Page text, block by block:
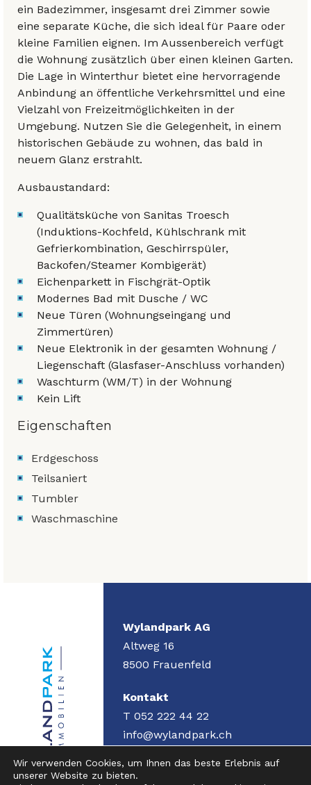
ein Badezimmer, insgesamt drei Zimmer sowie
eine separate Küche, die sich ideal für Paare oder
kleine Familien eignen. Im Aussenbereich verfügt
die Wohnung zusätzlich über einen kleinen Garten.
Die Lage in Winterthur bietet eine hervorragende
Anbindung an öffentliche Verkehrsmittel und eine
Vielzahl von Freizeitmöglichkeiten in der
Umgebung. Nutzen Sie die Gelegenheit, in einem
historischen Gebäude zu wohnen, das bald in
neuem Glanz erstrahlt.
Ausbaustandard:
Qualitätsküche von Sanitas Troesch
(Induktions-Kochfeld, Kühlschrank mit
Gefrierkombination, Geschirrspüler,
Backofen/Steamer Kombigerät)
Eichenparkett in Fischgrät-Optik
Modernes Bad mit Dusche / WC
Neue Türen (Wohnungseingang und
Zimmertüren)
Neue Elektronik in der gesamten Wohnung /
Liegenschaft (Glasfaser-Anschluss vorhanden)
Waschturm (WM/T) in der Wohnung
Kein Lift
Eigenschaften
Erdgeschoss
Teilsaniert
Tumbler
Waschmaschine
Wylandpark AG
Altweg 16
8500 Frauenfeld
Kontakt
T 052 222 44 22
info@wylandpark.ch
Rechtliches
Wir verwenden Cookies, um Ihnen das beste Erlebnis auf
unserer Website zu bieten.